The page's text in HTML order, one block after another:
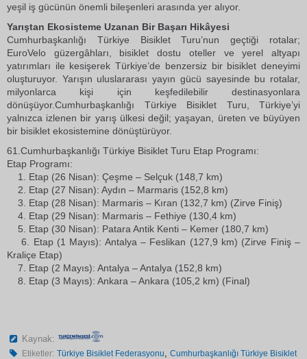
yeşil iş gücünün önemli bileşenleri arasında yer alıyor.
Yarıştan Ekosisteme Uzanan Bir Başarı Hikâyesi
Cumhurbaşkanlığı Türkiye Bisiklet Turu’nun geçtiği rotalar;
EuroVelo güzergâhları, bisiklet dostu oteller ve yerel altyapı
yatırımları ile kesişerek Türkiye’de benzersiz bir bisiklet deneyimi
oluşturuyor. Yarışın uluslararası yayın gücü sayesinde bu rotalar,
milyonlarca kişi için keşfedilebilir destinasyonlara
dönüşüyor.Cumhurbaşkanlığı Türkiye Bisiklet Turu, Türkiye’yi
yalnızca izlenen bir yarış ülkesi değil; yaşayan, üreten ve büyüyen
bir bisiklet ekosistemine dönüştürüyor.
61.Cumhurbaşkanlığı Türkiye Bisiklet Turu Etap Programı:
Etap Programı:
1. Etap (26 Nisan): Çeşme – Selçuk (148,7 km)
2. Etap (27 Nisan): Aydın – Marmaris (152,8 km)
3. Etap (28 Nisan): Marmaris – Kıran (132,7 km) (Zirve Finiş)
4. Etap (29 Nisan): Marmaris – Fethiye (130,4 km)
5. Etap (30 Nisan): Patara Antik Kenti – Kemer (180,7 km)
6. Etap (1 Mayıs): Antalya – Feslikan (127,9 km) (Zirve Finiş –
Kraliçe Etap)
7. Etap (2 Mayıs): Antalya – Antalya (152,8 km)
8. Etap (3 Mayıs): Ankara – Ankara (105,2 km) (Final)
Kaynak:
Etiketler: Türkiye Bisiklet Federasyonu ,Cumhurbaşkanlığı Türkiye Bisiklet